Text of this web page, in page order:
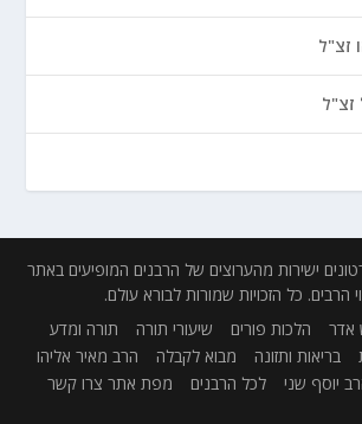
זצ"ל
זצ"ל
ישירות מהערוצים של הרבנים המופיעים באתר
הרבים. כל הזכויות שמורות לבורא עולם.
אדר הלכות פורים שיעורי תורה
תורה ומדע
בריאות ותזונה מבוא לקבלה
הרב מאיר אליהו
יוסף שני לכל הרבנים מפת אתר צרו קשר